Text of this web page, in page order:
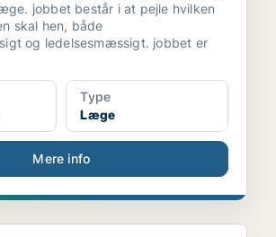
jobbet består i at pejle hvilken
skal hen, både
og ledelsesmæssigt. jobbet er
Type
Læge
Mere info